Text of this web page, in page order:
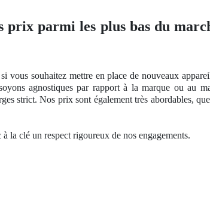
prix parmi les plus bas du
vous souhaitez mettre en place de nouveaux
agnostiques par rapport à la marque ouau
strict. Nos prix sont également très abordables,
à la clé un respect rigoureux de nos engagements.